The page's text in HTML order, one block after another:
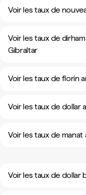
Voir les taux de
Voir les taux de
Gibraltar
Voir les taux de florin
Voir les taux de dollar
Voir les taux de
Voir les taux de dollar